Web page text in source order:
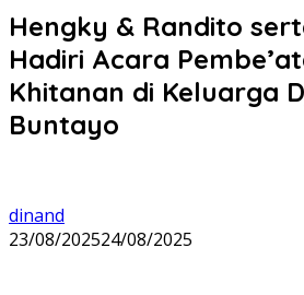
Hengky & Randito
Hadiri Acara
Khitanan di Keluarga
Buntayo
dinand
23/08/202524/08/2025